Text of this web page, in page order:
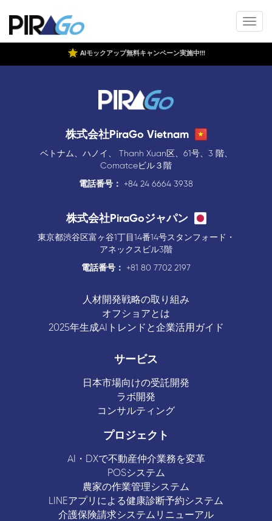
AIモックアップ無料キャンペーン実施中!!!
株式会社PiraGo Vietnam
ベトナム、ハノイ、 Thanh Xuan区、61号、3 階、
Comatceビル３階
電話番号：
+84 24 6664 3938
株式会社PiraGoジャパン
東京都渋谷区富ヶ谷1丁目14番14号スタンフォード・
アネックスビル3階
電話番号：
+81 80 7702 2197
人材開発戦略の取り組み
オフショアとは
2025年生成AIトレンドと企業活用ガイド
サービス
日本市場向けの受託開発
ラボ開発
コンサルティング
プロジェクト
AI・DXで不動産仲介業務を変革
POSシステム
農家の作業管理システム
LINEアプリによる健康診断予約システム
介護保険請求システムリニューアル